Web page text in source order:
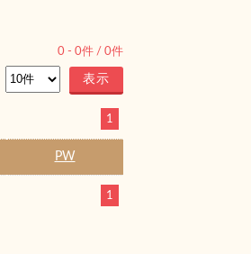
0 - 0件 / 0件
1
PW
1